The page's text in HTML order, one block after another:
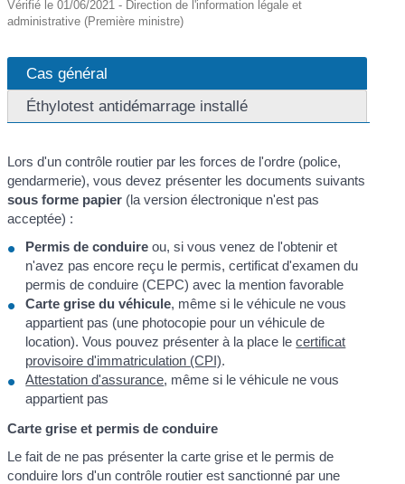
Vérifié le 01/06/2021 - Direction de l'information légale et
administrative (Première ministre)
Cas général
Éthylotest antidémarrage installé
Lors d'un contrôle routier par les forces de l'ordre (police,
gendarmerie), vous devez présenter les documents suivants
sous forme papier (la version électronique n'est pas
acceptée) :
Permis de conduire ou, si vous venez de l'obtenir et
n'avez pas encore reçu le permis, certificat d'examen du
permis de conduire (CEPC) avec la mention favorable
Carte grise du véhicule, même si le véhicule ne vous
appartient pas (une photocopie pour un véhicule de
location). Vous pouvez présenter à la place lecertificat
provisoire d'immatriculation (CPI).
Attestation d'assurance, même si le véhicule ne vous
appartient pas
Carte grise et permis de conduire
Le fait de ne pas présenter la carte grise et le permis de
conduire lors d'un contrôle routier est sanctionné par une